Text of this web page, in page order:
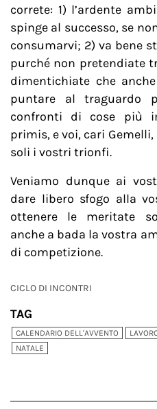
correte: 1) l’ardente
spinge al successo, se
consumarvi; 2) va bene
purché non pretendiate
dimentichiate che
puntare al traguardo
confronti di cose più
primis, e voi, cari
soli i vostri trionfi.
Veniamo dunque ai
dare libero sfogo alla
ottenere le meritate
anche a bada la vostra
di competizione.
CICLO DI INCONTRI
TAG
CALENDARIO DELL'AVVENTO
NATALE